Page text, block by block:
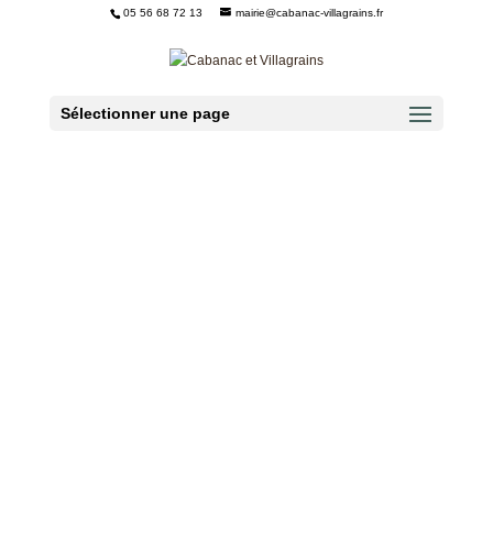
05 56 68 72 13 mairie@cabanac-villagrains.fr
Sélectionner une page